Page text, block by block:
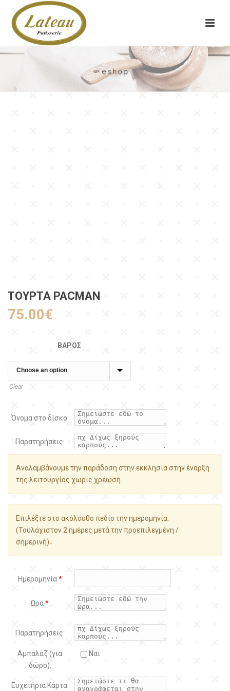
eshop
ΤΟΥΡΤΑ PACMAN
75.00€
ΒΆΡΟΣ
Clear
Όνομα στο δίσκο:
Παρατηρήσεις:
Αναλαμβάνουμε την παράδοση στην εκκλησία στην έναρξη
της λειτουργίας χωρίς χρέωση.
Επιλέξτε στο ακόλουθο πεδίο την ημερομηνία.
(Τουλάχιστον 2 ημέρες μετά την προεπιλεγμένη /
σημερινή)↓
Ημερομηνία*
Ώρα*
Παρατηρήσεις:
Αμπαλάζ (για
δώρο):
Ναι
Ευχετήρια Κάρτα: